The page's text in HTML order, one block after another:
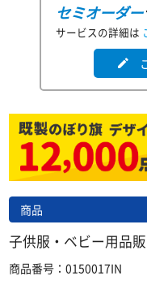
セミオーダー
サービスの詳細は
edit
商品
子供服・ベビー用品
商品番号：0150017IN